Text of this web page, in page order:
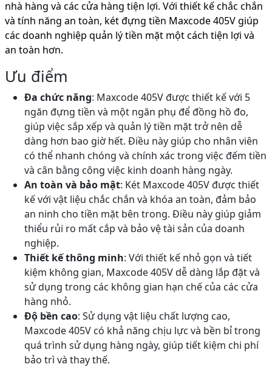
nhà hàng và các cửa hàng tiện lợi. Với thiết kế chắc chắn
và tính năng an toàn, két đựng tiền Maxcode 405V giúp
các doanh nghiệp quản lý tiền mặt một cách tiện lợi và
an toàn hơn.
Ưu điểm
Đa chức năng: Maxcode 405V được thiết kế với 5
ngăn đựng tiền và một ngăn phụ để đồng hồ đo,
giúp việc sắp xếp và quản lý tiền mặt trở nên dễ
dàng hơn bao giờ hết. Điều này giúp cho nhân viên
có thể nhanh chóng và chính xác trong việc đếm tiền
và cân bằng công việc kinh doanh hàng ngày.
An toàn và bảo mật: Két Maxcode 405V được thiết
kế với vật liệu chắc chắn và khóa an toàn, đảm bảo
an ninh cho tiền mặt bên trong. Điều này giúp giảm
thiểu rủi ro mất cắp và bảo vệ tài sản của doanh
nghiệp.
Thiết kế thông minh: Với thiết kế nhỏ gọn và tiết
kiệm không gian, Maxcode 405V dễ dàng lắp đặt và
sử dụng trong các không gian hạn chế của các cửa
hàng nhỏ.
Độ bền cao: Sử dụng vật liệu chất lượng cao,
Maxcode 405V có khả năng chịu lực và bền bỉ trong
quá trình sử dụng hàng ngày, giúp tiết kiệm chi phí
bảo trì và thay thế.